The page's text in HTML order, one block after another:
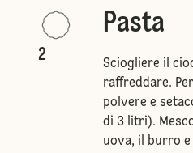
2
Pasta
Sciogliere il
raffreddare.
polvere e
di 3 litri).
uova, il burro